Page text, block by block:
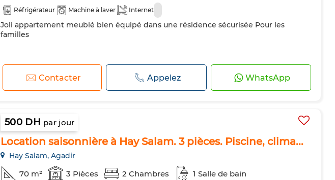
Réfrigérateur
Machine à laver Internet
Joli appartement meublé bien équipé dans une résidence sécurisée Pour les
familles
Contacter Appelez WhatsApp
500 DH par jour
Location saisonnière à Hay Salam. 3 pièces. Piscine, clima...
Hay Salam, Agadir
70 m² 3 Pièces 2 Chambres 1 Salle de bain